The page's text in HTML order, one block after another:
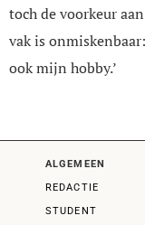
toch de voorkeur
vak is
ook mijn hobby.’
ALGEMEEN
REDACTIE
STUDENT